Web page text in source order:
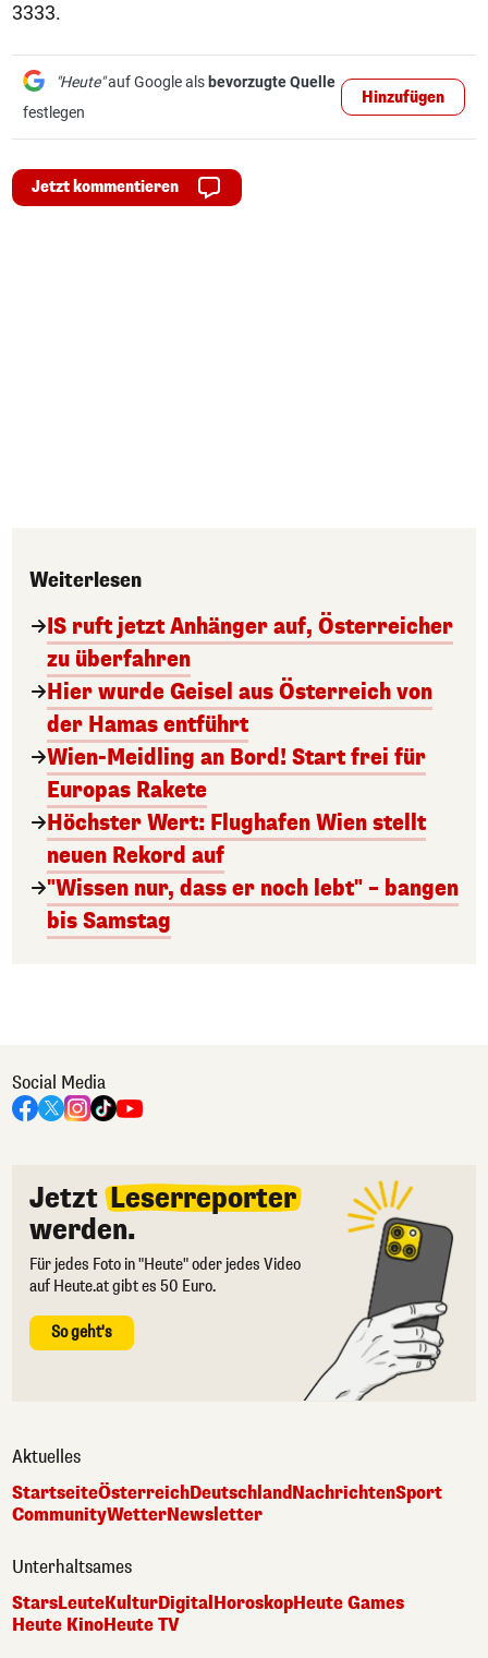
3333.
"Heute"auf Google als bevorzugte Quelle
festlegen
Hinzufügen
Jetzt kommentieren
Weiterlesen
IS ruft jetzt Anhänger auf, Österreicher
zu überfahren
Hier wurde Geisel aus Österreich von
der Hamas entführt
Wien-Meidling an Bord! Start frei für
Europas Rakete
Höchster Wert: Flughafen Wien stellt
neuen Rekord auf
"Wissen nur, dass er noch lebt" – bangen
bis Samstag
Social Media
Jetzt Leserreporter
werden.
Für jedes Foto in "Heute" oder jedes Video
auf Heute.at gibt es 50 Euro.
So geht's
Aktuelles
StartseiteÖsterreichDeutschlandNachrichtenSport
CommunityWetterNewsletter
Unterhaltsames
StarsLeuteKulturDigital HoroskopHeute Games
Heute KinoHeute TV